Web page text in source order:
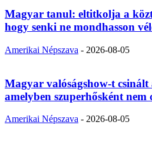
Magyar tanul: eltitkolja a
hogy senki ne mondhasson
Amerikai Népszava - 2026-08-05
Magyar valóságshow-t
amelyben szuperhősként nem
Amerikai Népszava - 2026-08-05